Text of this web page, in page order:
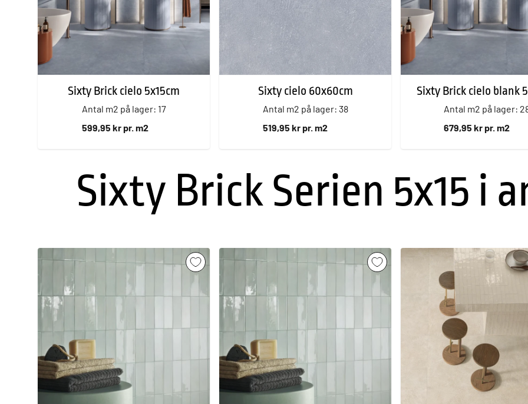
Sixty Brick cielo 5x15cm
Antal m2 på lager: 17
599,95 kr pr. m2
Sixty cielo 60x60cm
Antal m2 på lager: 38
519,95 kr pr. m2
Sixty Brick cielo blank
Antal m2 på lager:
679,95 kr pr. m2
Sixty Brick Serien 5x15 i